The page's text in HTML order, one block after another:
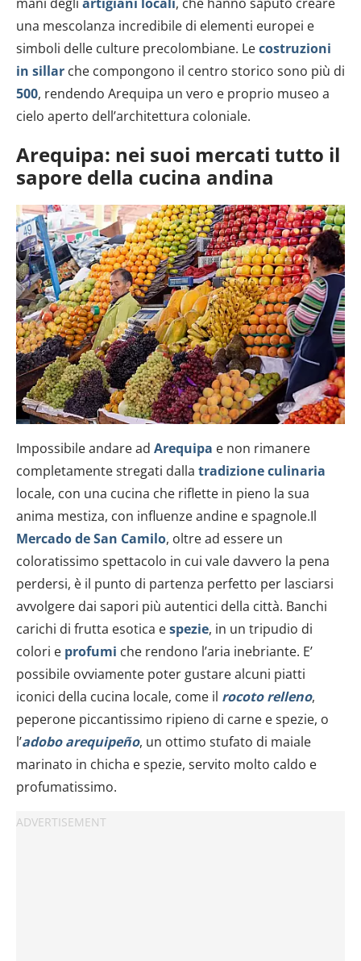
una mescolanza incredibile di elementi europei e
simboli delle culture precolombiane. Lecostruzioni
in sillar che compongono il centro storico sono più di
500, rendendo Arequipa un vero e proprio museo a
cielo aperto dell’architettura coloniale.
Arequipa: nei suoi mercati tutto il
sapore della cucina andina
Impossibile andare ad Arequipa e non rimanere
completamente stregati dalla tradizione culinaria
locale, con una cucina che riflette in pieno la sua
anima mestiza, con influenze andine e spagnole.Il
Mercado de San Camilo, oltre ad essere un
coloratissimo spettacolo in cui vale davvero la pena
perdersi, è il punto di partenza perfetto per lasciarsi
avvolgere dai sapori più autentici della città. Banchi
carichi di frutta esotica espezie, in un tripudio di
colori e profumi che rendono l’aria inebriante. E’
possibile ovviamente poter gustare alcuni piatti
iconici della cucina locale, come il rocoto relleno,
peperone piccantissimo ripieno di carne e spezie, o
l’adobo arequipeño, un ottimo stufato di maiale
marinato in chicha e spezie, servito molto caldo e
profumatissimo.